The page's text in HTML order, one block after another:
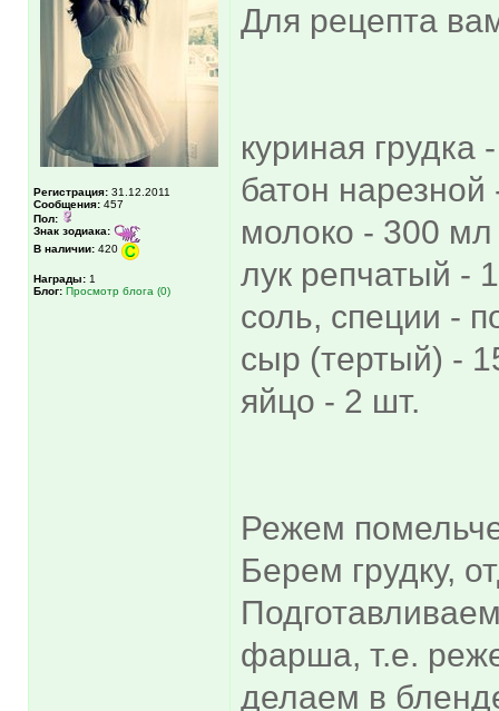
Регистрация: 31.12.2011
Сообщения: 457
Пол:
Знак зодиака:
В наличии: 420
Награды: 1
Блог: Просмотр блога (0)
Для рецепта
куриная грудка
батон нарезной
молоко - 300 мл
лук репчатый -
соль, специи -
сыр (тертый) -
яйцо - 2 шт.
Режем
Берем грудку,
фарша, т.е.
делаем в